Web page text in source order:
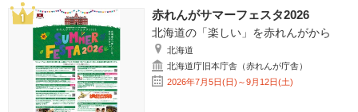
赤れんがサマーフェスタ2026
北海道の「楽しい」を赤れんがから
北海道
北海道庁旧本庁舎（赤れんが庁舎）
2026年7月5日(日)～9月12日(土)